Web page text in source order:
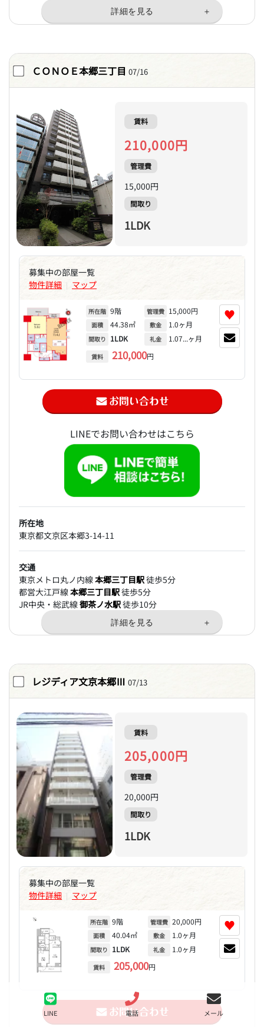
LINE 電話 メール
ＣＯＮＯＥ本郷三丁目 07/16
賃料
210,000円
管理費
15,000円
間取り
1LDK
募集中の部屋一覧
物件詳細 | マップ
所在階 9階
面積 44.38㎡
間取り 1LDK
賃料 210,000円
管理費 15,000円
敷金 1.0ヶ月
礼金 1.07...ヶ月
♥
LINEでお問い合わせはこちら
所在地
東京都文京区本郷3-14-11
交通
東京メトロ丸ノ内線本郷三丁目駅徒歩5分
都営大江戸線本郷三丁目駅徒歩5分
JR中央・総武線御茶ノ水駅徒歩10分
レジディア文京本郷Ⅲ 07/13
賃料
205,000円
管理費
20,000円
間取り
1LDK
募集中の部屋一覧
物件詳細 | マップ
所在階 9階
面積 40.04㎡
間取り 1LDK
賃料 205,000円
管理費 20,000円
敷金 1.0ヶ月
礼金 1.0ヶ月
♥